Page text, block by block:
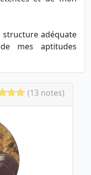
adéquate
mes aptitudes
(13 notes)